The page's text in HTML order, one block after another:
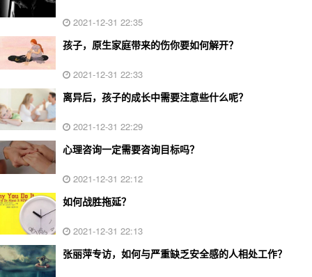
2021-12-31 22:35
孩子，原生家庭带来的伤你要如何解开？
2021-12-31 22:33
离异后，孩子的成长中需要注意些什么呢？
2021-12-31 22:29
心理咨询一定需要咨询目标吗？
2021-12-31 22:12
如何战胜拖延？
2021-12-31 22:13
张丽萍专访，如何与严重缺乏安全感的人相处工作？